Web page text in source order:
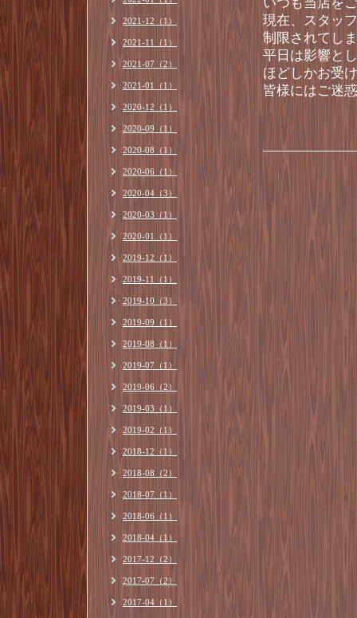
現在、スタッ
制限されてし
平日は影響と
ほどしかお受
皆様にはご迷
2021-12（1）
2021-11（1）
2021-07（2）
2021-01（1）
2020-12（1）
2020-09（1）
2020-08（1）
2020-06（1）
2020-04（3）
2020-03（1）
2020-01（1）
2019-12（1）
2019-11（1）
2019-10（3）
2019-09（1）
2019-08（1）
2019-07（1）
2019-06（2）
2019-03（1）
2019-02（1）
2018-12（1）
2018-08（2）
2018-07（1）
2018-06（1）
2018-04（1）
2017-12（2）
2017-07（2）
2017-04（1）